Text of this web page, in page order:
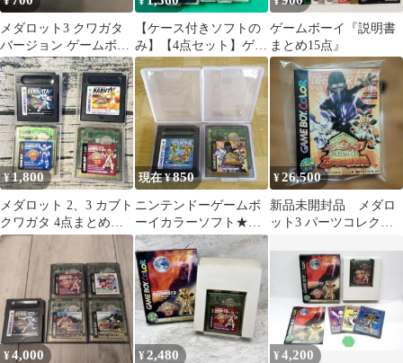
メダロット3 クワガタ
バージョン ゲームボー
イカラー
【ケース付きソフトの
み】【4点セット】ゲー
ムボーイ メダロット カ
ブトバージョン ゲーム
ボーイカラー メダロッ
ト2 クワガタバージョ
ン メダロット2 パーツ
コレクション メダロッ
ト3 クワガタバージョ
ン GB GBC
ゲームボーイ『説明書
まとめ15点』
¥1,800
メダロット 2、3 カブト
クワガタ 4点まとめ売
り
現在 ¥850
ニンテンドーゲームボ
ーイカラーソフト★メ
ダロット2/メダロット3
の2点まとめて
¥26,500
新品未開封品 メダロ
ット3 パーツコレクシ
¥4,000 ¥2,480 ¥4,200